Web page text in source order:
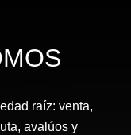
raíz: venta,
avalúos y